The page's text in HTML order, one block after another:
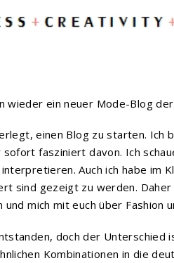
wieder ein neuer Mode-Blog
einen Blog zu starten. Ich
fasziniert davon. Ich
Auch ich habe im
sind gezeigt zu werden.
mich mit euch über Fashion
doch der Unterschied
Kombinationen in die